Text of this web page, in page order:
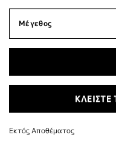
Εκτός Αποθέματος